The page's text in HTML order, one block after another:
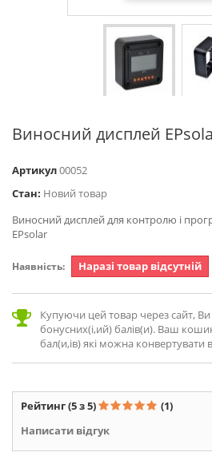
Виносний дисплей
Артикул00052
Стан: Новий товар
Виносний дисплей для контролю і
EPsolar
Наявність: Наразі товар відсутній
Купуючи цей товар через сайт,
бонусних(і,ий) балів(и). Ваш
бал(и,ів) які можна конвертувати
Рейтинг(5 з 5)
(1)
Написати відгук